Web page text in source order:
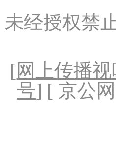
未经授权禁
[网上传播
号] [ 京公